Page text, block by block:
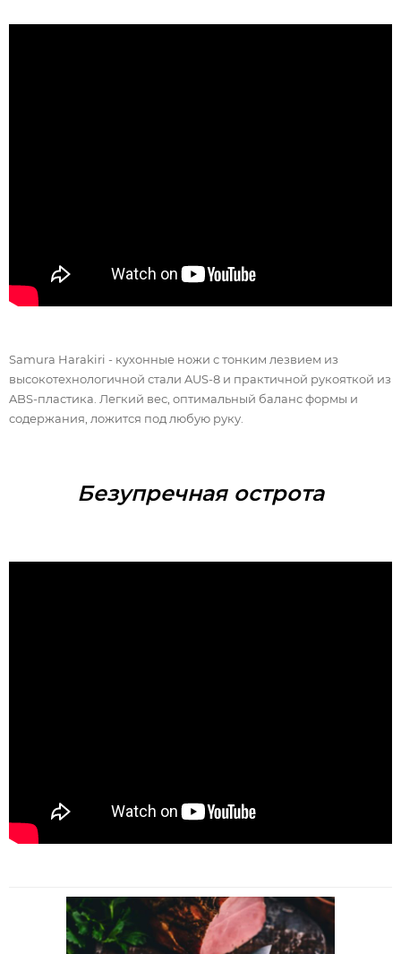
Samura Harakiri - кухонные ножи с тонким лезвием из
высокотехнологичной стали AUS-8 и практичной рукояткой из
ABS-пластика. Легкий вес, оптимальный баланс формы и
содержания, ложится под любую руку.
Безупречная острота